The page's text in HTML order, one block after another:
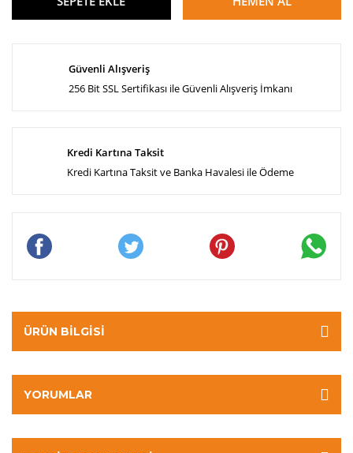
Güvenli Alışveriş
256 Bit SSL Sertifikası ile Güvenli Alışveriş İmkanı
Kredi Kartına Taksit
Kredi Kartına Taksit ve Banka Havalesi ile Ödeme
ÜRÜN BILGISI
YORUMLAR